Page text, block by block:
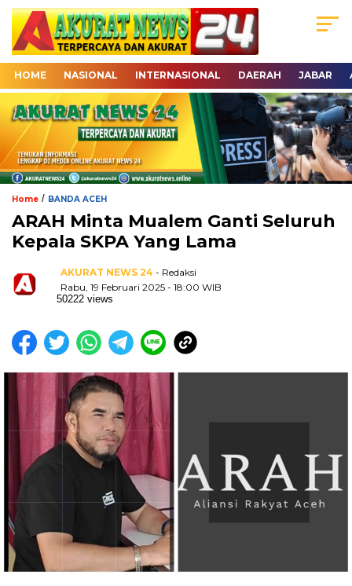
HOME NASIONAL INTERNASIONAL DAERAH JABAR
Home / BANDA ACEH
ARAH Minta Mualem Ganti Seluruh
Kepala SKPA Yang Lama
AKURAT NEWS 24 - Redaksi
Rabu, 19 Februari 2025 - 18:00 WIB
50222 views